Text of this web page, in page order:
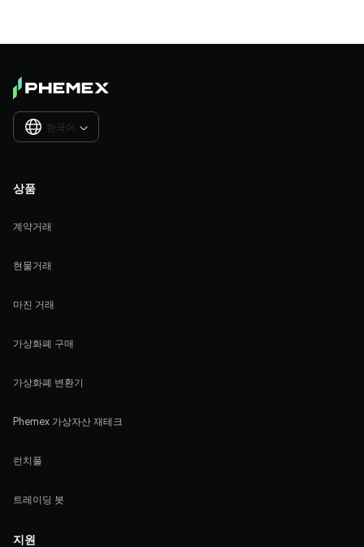
한국어 
상품
계약거래
현물거래
마진 거래
가상화폐 구매
가상화폐 변환기
Phemex 가상자산 재테크
런치풀
트레이딩 봇
지원